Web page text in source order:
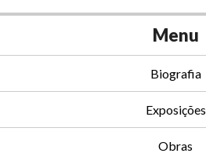
Menu
Biografia
Exposições
Obras